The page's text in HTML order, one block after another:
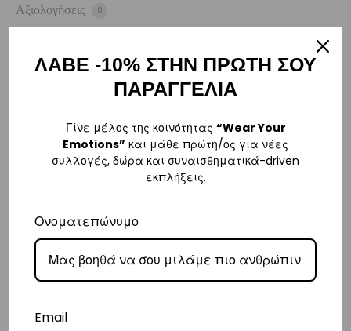
Αξιολογήσεις 0
αγορά σας. M: (+30)6984526595| Email:
sales@vasilikiworld.com
Ελλάδα
Δωρεάν παράδοσηεντός Ελλάδας για παραγγελίεςάνω των 80€
αποστολής στα
ΛΑΒΕ -10% ΣΤΗΝ ΠΡΩΤΗ ΣΟΥ
ΠΑΡΑΓΓΕΛΙΑ
Γίνε μέλος της κοινότητας “Wear Your
Emotions” και μάθε πρώτη/ος για νέες
συλλογές, δώρα και συναισθηματικά-driven
εκπλήξεις.
Ονοματεπώνυμο
Email